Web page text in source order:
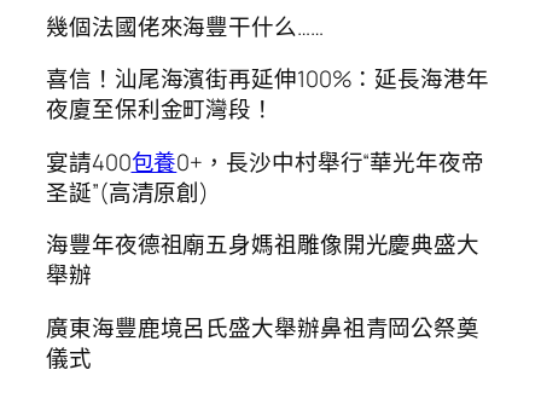
幾個法國佬來海豐干什么……
喜信！汕尾海濱街再延伸100%：延長海港年
夜廈至保利金町灣段！
宴請400包養0+，長沙中村舉行“華光年夜帝
圣誕”(高清原創)
海豐年夜德祖廟五身媽祖雕像開光慶典盛大
舉辦
廣東海豐鹿境呂氏盛大舉辦鼻祖青岡公祭奠
儀式